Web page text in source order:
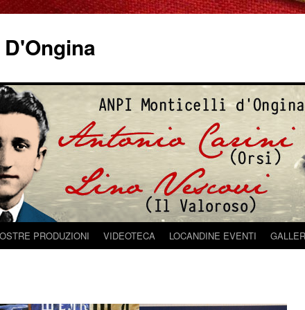
PRODUZIONI VIDEOTECA LOCANDINE EVENTI